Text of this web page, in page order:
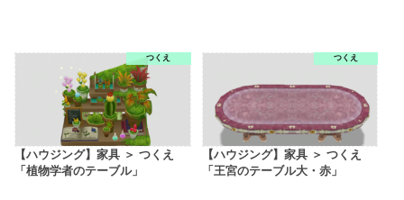
つくえ
【ハウジング】家具 ＞ つくえ
「植物学者のテーブル」
つくえ
【ハウジング】家具 ＞ つくえ
「王宮のテーブル大・赤」